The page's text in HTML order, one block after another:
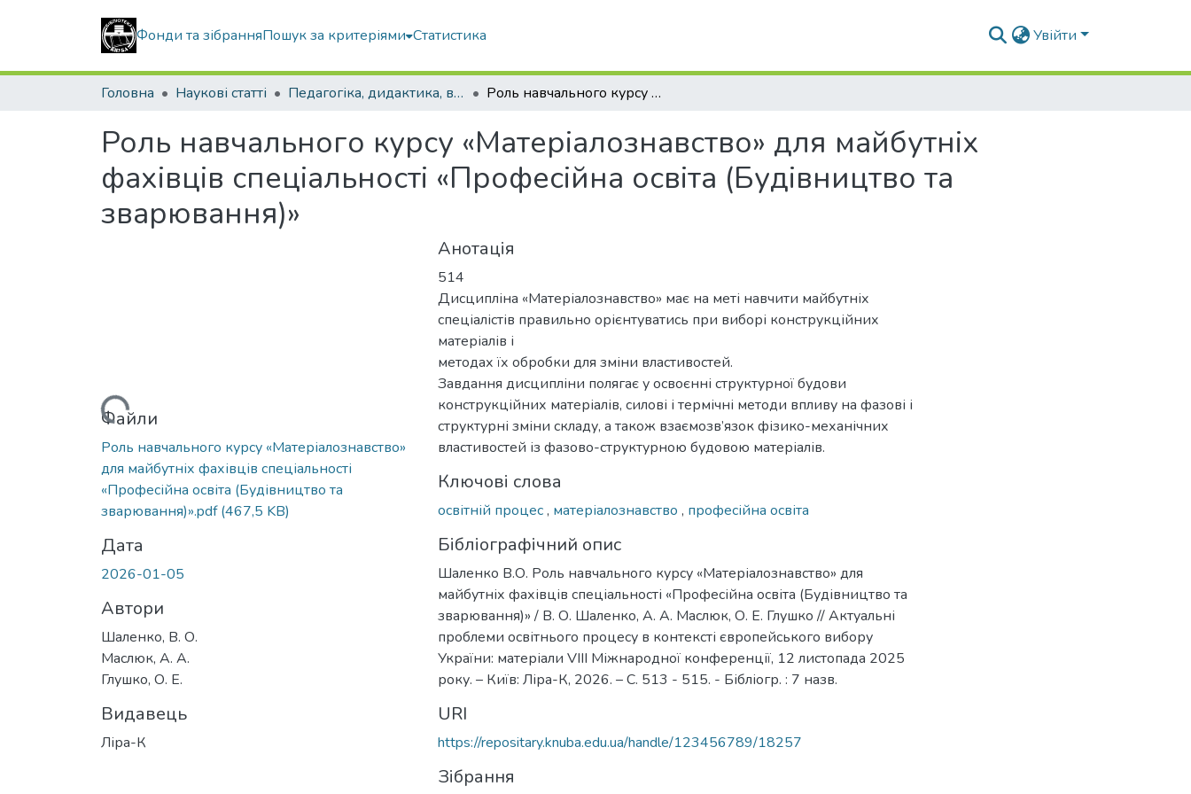
Фонди та зібранняПошук за критеріями Статистика Увійти
Головна Наукові статті Педагогіка, дидактика, вища освіта Роль навчального курсу «Матеріалознавство» для майбутніх фахівців спеціальності «Професійна освіта (Будівництво та зварювання)»
Роль навчального курсу «Матеріалознавство» для майбутніх
фахівців спеціальності «Професійна освіта (Будівництво та
зварювання)»
Вантажиться...
Файли
Роль навчального курсу «Матеріалознавство»
для майбутніх фахівців спеціальності
«Професійна освіта (Будівництво та
зварювання)».pdf(467,5 KB)
Дата
2026-01-05
Автори
Шаленко, В. О.
Маслюк, А. А.
Глушко, О. Е.
Видавець
Ліра-К
Анотація
514
Дисципліна «Матеріалознавство» має на меті навчити майбутніх
спеціалістів правильно орієнтуватись при виборі конструкційних
матеріалів і
методах їх обробки для зміни властивостей.
Завдання дисципліни полягає у освоєнні структурної будови
конструкційних матеріалів, силові і термічні методи впливу на фазові і
структурні зміни складу, а також взаємозв’язок фізико-механічних
властивостей із фазово-структурною будовою матеріалів.
Ключові слова
освітній процес, матеріалознавство , професійна освіта
Бібліографічний опис
Шаленко В.О. Роль навчального курсу «Матеріалознавство» для
майбутніх фахівців спеціальності «Професійна освіта (Будівництво та
зварювання)» / В. О. Шаленко, А. А. Маслюк, О. Е. Глушко // Актуальні
проблеми освітнього процесу в контексті європейського вибору
України: матеріали VIІІ Міжнародної конференції, 12 листопада 2025
року. – Київ: Ліра-К, 2026. – С. 513 - 515. - Бібліогр. : 7 назв.
URI
https://repositary.knuba.edu.ua/handle/123456789/18257
Зібрання